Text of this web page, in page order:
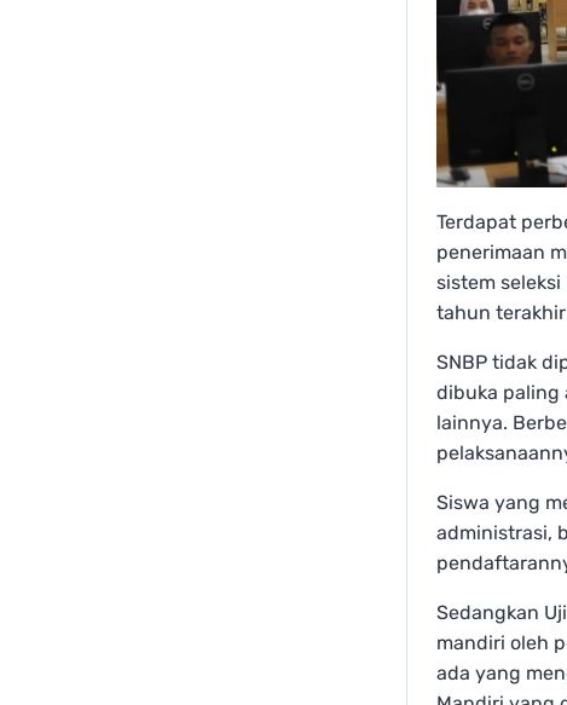
Terdapat
penerimaan
sistem
tahun terakhir
SNBP tidak
dibuka paling
lainnya.
Siswa yang
administrasi,
Sedangkan
mandiri oleh
ada yang